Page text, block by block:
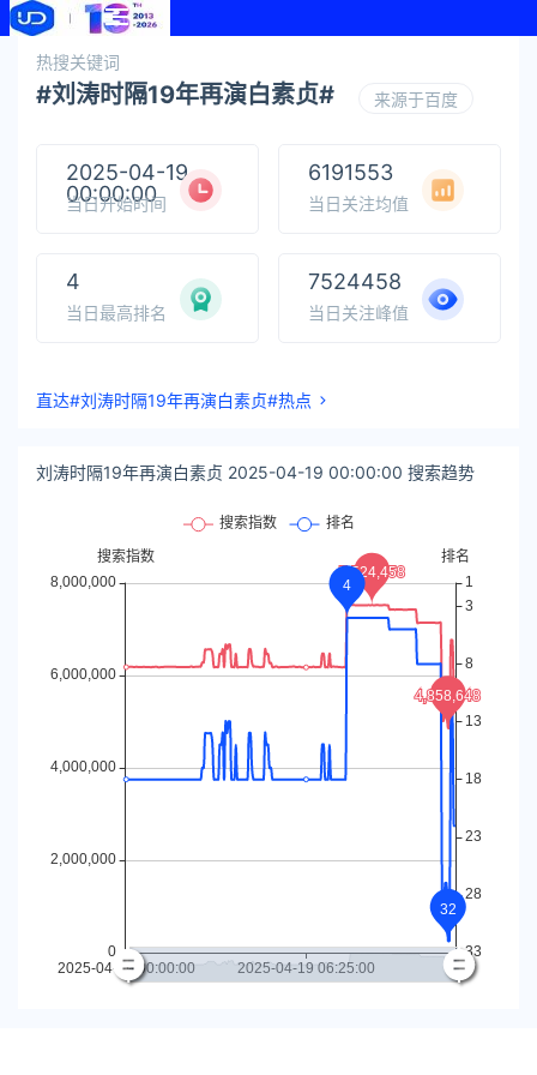
热搜关键词
#刘涛时隔19年再演白素贞# 来源于百度
2025-04-19
00:00:00
当日开始时间
6191553
当日关注均值
4
当日最高排名
7524458
当日关注峰值
直达#刘涛时隔19年再演白素贞#热点
刘涛时隔19年再演白素贞 2025-04-19 00:00:00 搜索趋势